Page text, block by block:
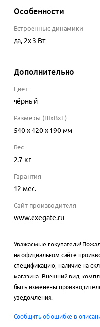
Особенности
Встроенные динамики
да, 2x 3 Вт
Дополнительно
Цвет
чёрный
Размеры (ШхВхГ)
540 x 420 x 190 мм
Вес
2.7 кг
Гарантия
12 мес.
Сайт производителя
www.exegate.ru
Уважаемые покупатели!
на официальном сайте
спецификацию, наличие на
магазина. Внешний вид,
быть изменены
уведомления.
Сообщить об ошибке в